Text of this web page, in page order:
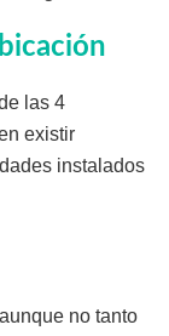
las 4
existir
instalados
no tanto